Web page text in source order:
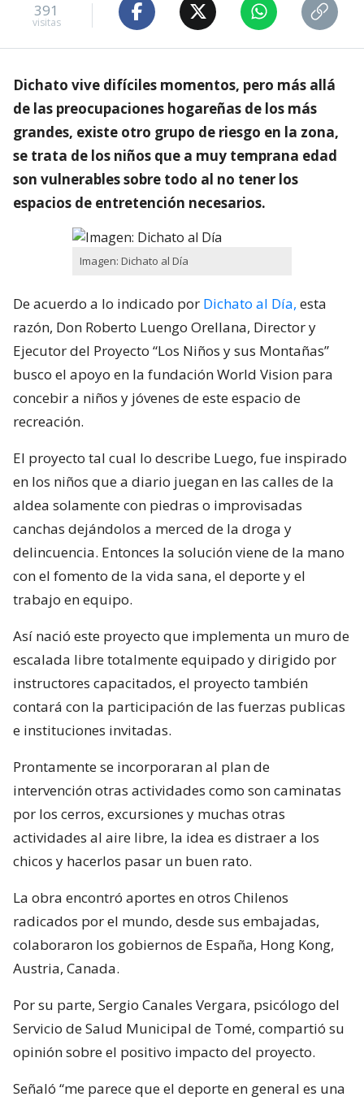
391
visitas
Dichato vive difíciles momentos, pero más allá
de las preocupaciones hogareñas de los más
grandes, existe otro grupo de riesgo en la zona,
se trata de los niños que a muy temprana edad
son vulnerables sobre todo al no tener los
espacios de entretención necesarios.
Imagen: Dichato al Día
De acuerdo a lo indicado por Dichato al Día, esta
razón, Don Roberto Luengo Orellana, Director y
Ejecutor del Proyecto “Los Niños y sus Montañas”
busco el apoyo en la fundación World Vision para
concebir a niños y jóvenes de este espacio de
recreación.
El proyecto tal cual lo describe Luego, fue inspirado
en los niños que a diario juegan en las calles de la
aldea solamente con piedras o improvisadas
canchas dejándolos a merced de la droga y
delincuencia. Entonces la solución viene de la mano
con el fomento de la vida sana, el deporte y el
trabajo en equipo.
Así nació este proyecto que implementa un muro de
escalada libre totalmente equipado y dirigido por
instructores capacitados, el proyecto también
contará con la participación de las fuerzas publicas
e instituciones invitadas.
Prontamente se incorporaran al plan de
intervención otras actividades como son caminatas
por los cerros, excursiones y muchas otras
actividades al aire libre, la idea es distraer a los
chicos y hacerlos pasar un buen rato.
La obra encontró aportes en otros Chilenos
radicados por el mundo, desde sus embajadas,
colaboraron los gobiernos de España, Hong Kong,
Austria, Canada.
Por su parte, Sergio Canales Vergara, psicólogo del
Servicio de Salud Municipal de Tomé, compartió su
opinión sobre el positivo impacto del proyecto.
Señaló “me parece que el deporte en general es una